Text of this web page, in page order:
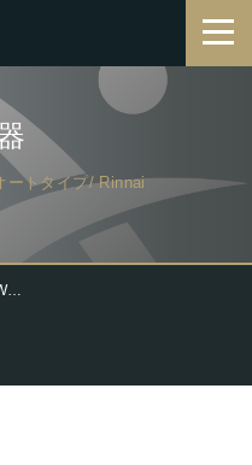
ートタイプ/ Rinnai